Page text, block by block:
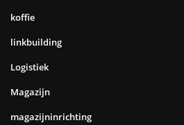
koffie
linkbuilding
Logistiek
Magazijn
magazijninrichting